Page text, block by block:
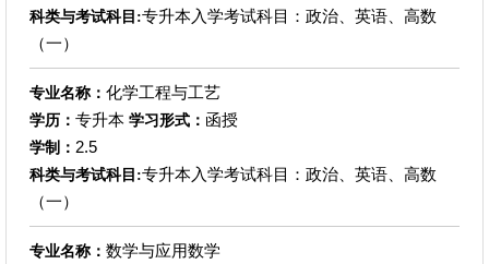
科类与考试科目:专升本入学考试科目：政治、英语、高数
（一）
专业名称： 化学工程与工艺
学历： 专升本 学习形式： 函授
学制： 2.5
科类与考试科目:专升本入学考试科目：政治、英语、高数
（一）
专业名称： 数学与应用数学